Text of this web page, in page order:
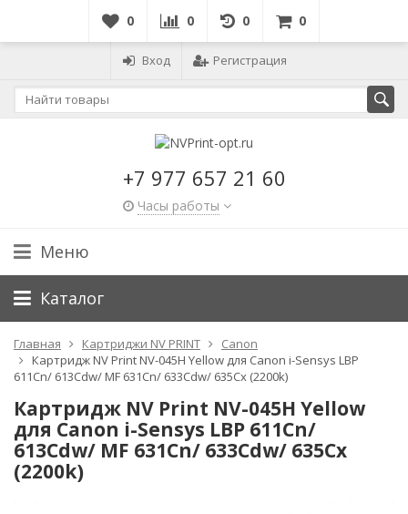
0 0 0 0
Вход Регистрация
+7 977 657 21 60
Часы работы
Меню
Каталог
Главная Картриджи NV PRINT
Canon
Картридж NV Print NV-045H Yellow для Canon i-Sensys LBP
611Cn/ 613Cdw/ MF 631Cn/ 633Cdw/ 635Cx (2200k)
Картридж NV Print NV-045H Yellow
для Canon i-Sensys LBP 611Cn/
613Cdw/ MF 631Cn/ 633Cdw/ 635Cx
(2200k)